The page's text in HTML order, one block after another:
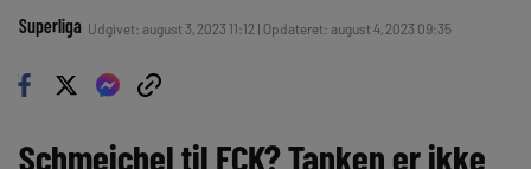
Superliga Udgivet: august 3, 2023 11:12 | Opdateret: august 4, 2023 09:35
Schmeichel til FCK? Tanken er ikke